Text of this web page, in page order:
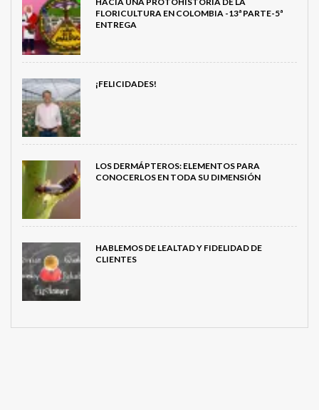
FLORICULTURA EN COLOMBIA -13ª PARTE-5ª
ENTREGA
¡FELICIDADES!
LOS DERMÁPTEROS: ELEMENTOS PARA
CONOCERLOS EN TODA SU DIMENSIÓN
HABLEMOS DE LEALTAD Y FIDELIDAD DE
CLIENTES